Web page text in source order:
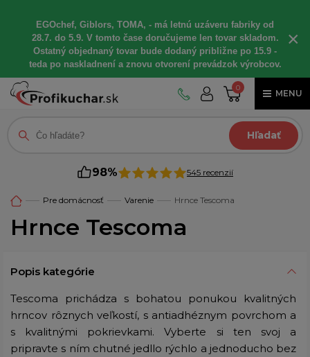
EGOchef, Giblors, TOMA, - má letnú uzáveru fabriky od
28.7. do 5.9. V tomto čase doručujeme len tovar skladom.
Ostatný objednaný tovar bude dodaný približne po 15.9 -
teda po naskladnení a znovu otvorení prevádzok výrobcov.
×
0
MENU
Hľadať
98% 545 recenzií
Pre domácnosť Varenie Hrnce Tescoma
Hrnce Tescoma
Popis kategórie
Tescoma prichádza s bohatou ponukou kvalitných
hrncov rôznych veľkostí, s antiadhéznym povrchom a
s kvalitnými pokrievkami. Vyberte si ten svoj a
pripravte s ním chutné jedllo rýchlo a jednoducho bez